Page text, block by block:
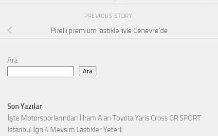
PREVIOUS STORY
Pirelli premium lastikleriyle Cenevre’de
Ara
Ara
Son Yazılar
İşte Motorsporlarından İlham Alan Toyota Yaris Cross GR SPORT
İstanbul İçin 4 Mevsim Lastikler Yeterli